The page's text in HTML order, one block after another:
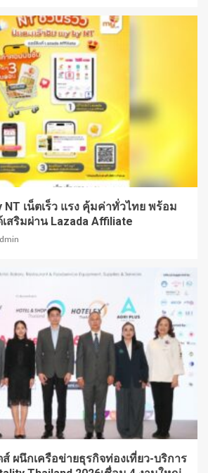
เน็ตเร็ว แรง คุ้มค่าทั่วไทย พร้อม
สริมผ่าน Lazada Affiliate
ผนึกเครือข่ายธุรกิจท่องเที่ยว-บริการ